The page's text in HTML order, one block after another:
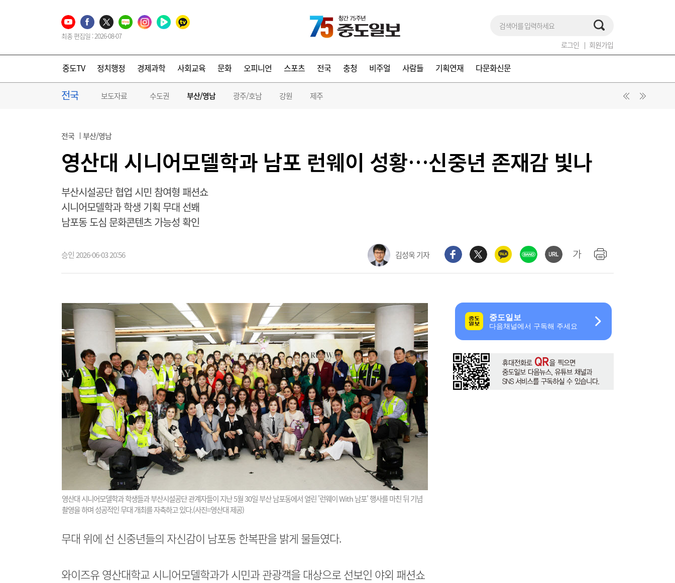
최종 편집일 : 2026-08-07
로그인 회원가입
중도TV 정치행정 경제과학 사회교육 문화 오피니언 스포츠 전국 충청 비주얼 사람들 기획연재 다문화신문
전국 보도자료 수도권 부산/영남 광주/호남 강원 제주
전국 부산/영남
영산대 시니어모델학과 남포 런웨이 성황…신중년 존재감 빛나
부산시설공단 협업 시민 참여형 패션쇼
시니어모델학과 학생 기획 무대 선봬
남포동 도심 문화콘텐츠 가능성 확인
승인 2026-06-03 20:56 김성욱 기자
영산대 시니어모델학과 학생들과 부산시설공단 관계자들이 지난 5월 30일 부산 남포동에서 열린 '런웨이 With 남포' 행사를 마친 뒤 기념
촬영을 하며 성공적인 무대 개최를 자축하고 있다.(사진=영산대 제공)
무대 위에 선 신중년들의 자신감이 남포동 한복판을 밝게 물들였다.
와이즈유 영산대학교 시니어모델학과가 시민과 관광객을 대상으로 선보인 야외 패션쇼